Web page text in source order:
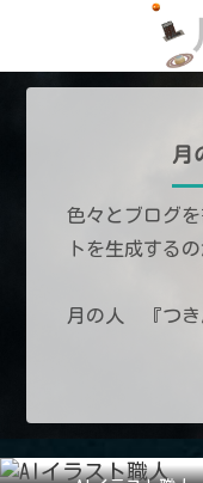
月
色々とブログ
トを生成する
月の人 『つき